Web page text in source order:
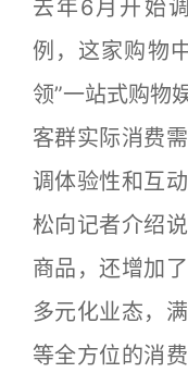
去年6月开始
例，这家购物
领”一站式购物
客群实际消费
调体验性和互
松向记者介绍
商品，还增加
多元化业态，
等全方位的消